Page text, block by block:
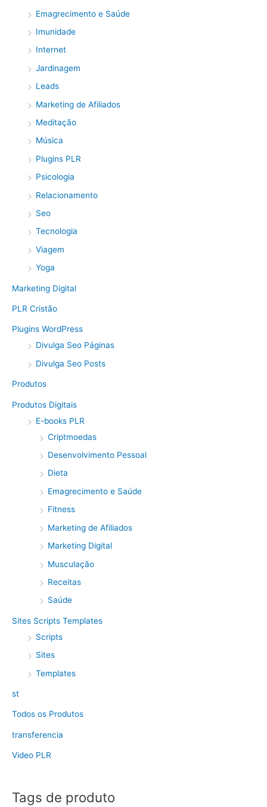
Emagrecimento e Saúde
Imunidade
Internet
Jardinagem
Leads
Marketing de Afiliados
Meditação
Música
Plugins PLR
Psicologia
Relacionamento
Seo
Tecnologia
Viagem
Yoga
Marketing Digital
PLR Cristão
Plugins WordPress
Divulga Seo Páginas
Divulga Seo Posts
Produtos
Produtos Digitais
E-books PLR
Criptmoedas
Desenvolvimento Pessoal
Dieta
Emagrecimento e Saúde
Fitness
Marketing de Afiliados
Marketing Digital
Musculação
Receitas
Saúde
Sites Scripts Templates
Scripts
Sites
Templates
st
Todos os Produtos
transferencia
Video PLR
Tags de produto